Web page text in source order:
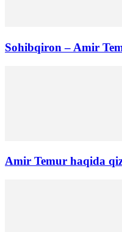
Sohibqiron – Amir
Amir Temur haqida